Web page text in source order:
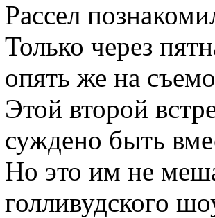
Рассел
Только через
опять же на
Этой второй
суждено быть
Но это им не
голливудского